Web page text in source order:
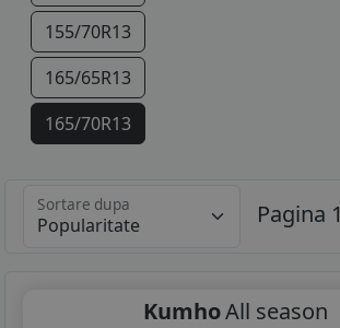
155/70R13
165/65R13
165/70R13
155/65R14
Sortare dupa Pagina 1
KumhoAll season